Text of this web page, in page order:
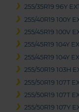
255/35R19 96Y
255/40R19 100Y
255/45R19 100V
255/45R19 104Y
255/45R19 104Y
255/50R19 103H
255/50R19 107T
255/50R19 107T
255/50R19 107Y